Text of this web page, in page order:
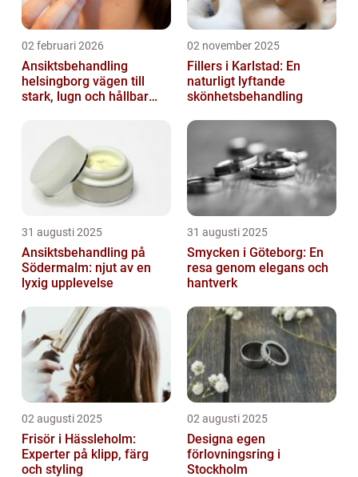
02 februari 2026
Ansiktsbehandling
helsingborg vägen till
stark, lugn och hållbar
02 november 2025
Fillers i Karlstad: En
naturligt lyftande
skönhetsbehandling
31 augusti 2025
Ansiktsbehandling på
Södermalm: njut av en
lyxig upplevelse
31 augusti 2025
Smycken i Göteborg: En
resa genom elegans och
hantverk
02 augusti 2025
Frisör i Hässleholm:
Experter på klipp, färg
och styling
02 augusti 2025
Designa egen
förlovningsring i
Stockholm